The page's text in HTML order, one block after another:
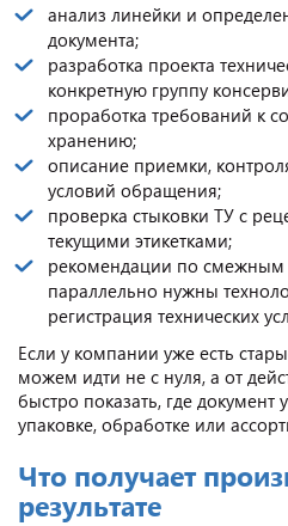
анализ линейки и
документа;
разработка проекта
конкретную группу
проработка требований к
хранению;
описание приемки,
условий обращения;
проверка стыковки ТУ с
текущими этикетками;
рекомендации по смежным
параллельно нужны
регистрация технических
Если у компании уже есть
можем идти не с нуля, а от
быстро показать, где документ
упаковке, обработке или
Что получает
результате